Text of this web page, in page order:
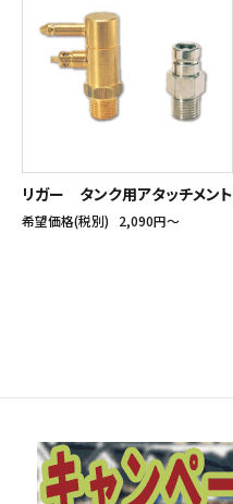
リガー タンク用アタッチメント
希望価格(税別) 2,090円〜